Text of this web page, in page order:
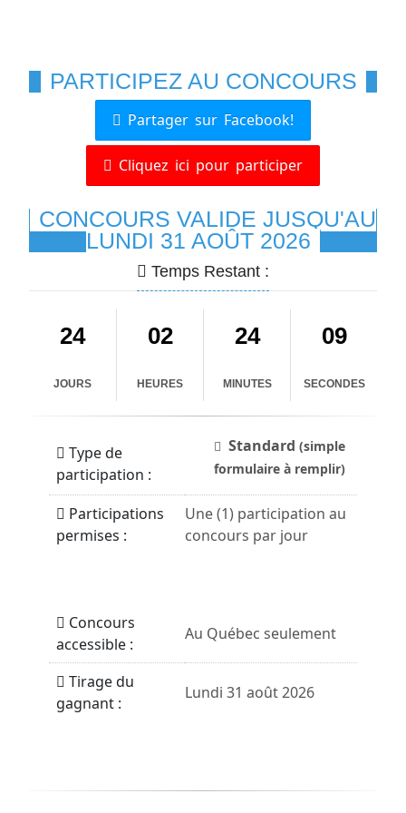
PARTICIPEZ AU CONCOURS
Partager sur Facebook!
Cliquez ici pour participer
CONCOURS VALIDE JUSQU'AU
LUNDI 31 AOÛT 2026
Temps Restant :
24
JOURS
02
HEURES
24
MINUTES
08
SECONDES
Type de
participation :
Standard (simple
formulaire à remplir)
Participations
permises :
Une (1) participation au
concours par jour
Concours
accessible :
Au Québec seulement
Tirage du
gagnant :
Lundi 31 août 2026